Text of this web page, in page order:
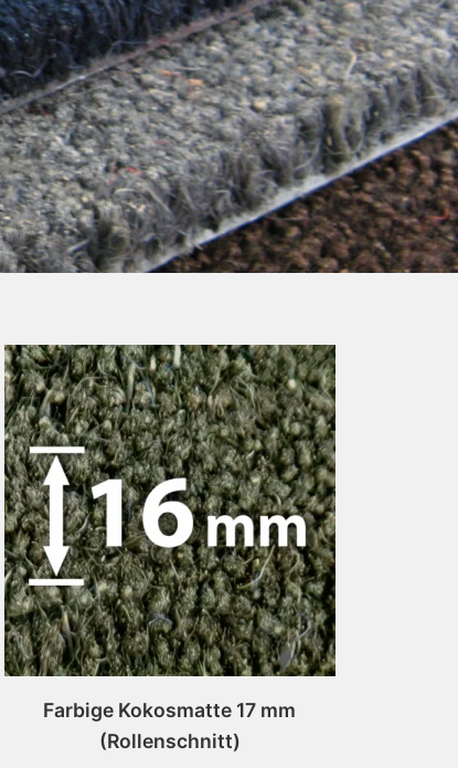
Farbige Kokosmatte 17 mm
(Rollenschnitt)